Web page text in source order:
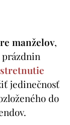
manželov,
prázdnin
jedinečnosť
do